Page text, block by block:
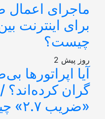
برای اینترنت
چیست؟
2 روز پیش
آیا اپراتورها
گران کرده‌اند؟
«ضریب ۲.۷» چیست؟